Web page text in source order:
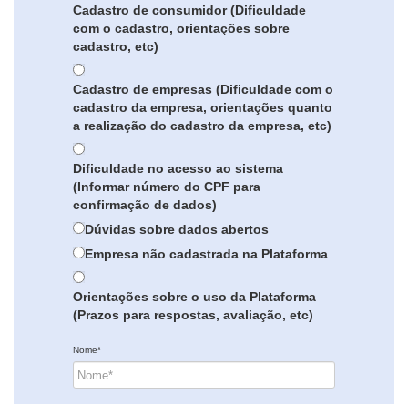
Cadastro de consumidor (Dificuldade
com o cadastro, orientações sobre
cadastro, etc)
Cadastro de empresas (Dificuldade com o
cadastro da empresa, orientações quanto
a realização do cadastro da empresa, etc)
Dificuldade no acesso ao sistema
(Informar número do CPF para
confirmação de dados)
Dúvidas sobre dados abertos
Empresa não cadastrada na Plataforma
Orientações sobre o uso da Plataforma
(Prazos para respostas, avaliação, etc)
Nome*